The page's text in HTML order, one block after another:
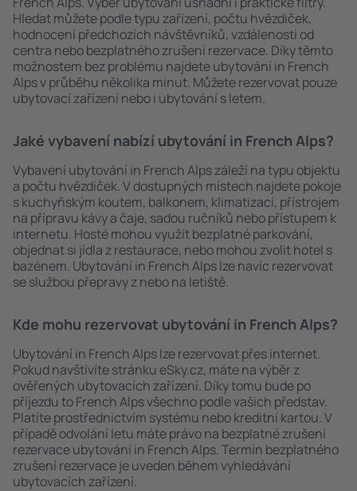
Hledat můžete podle typu zařízení, počtu hvězdiček,
hodnocení předchozích návštěvníků, vzdálenosti od
centra nebo bezplatného zrušení rezervace. Díky těmto
možnostem bez problému najdete ubytování in French
Alps v průběhu několika minut. Můžete rezervovat pouze
ubytovací zařízení nebo i ubytování s letem.
Jaké vybavení nabízí ubytování in French Alps?
Vybavení ubytování in French Alps záleží na typu objektu
a počtu hvězdiček. V dostupných místech najdete pokoje
s kuchyňským koutem, balkonem, klimatizací, přístrojem
na přípravu kávy a čaje, sadou ručníků nebo přístupem k
internetu. Hosté mohou využít bezplatné parkování,
objednat si jídla z restaurace, nebo mohou zvolit hotel s
bazénem. Ubytování in French Alps lze navíc rezervovat
se službou přepravy z nebo na letiště.
Kde mohu rezervovat ubytování in French Alps?
Ubytování in French Alps lze rezervovat přes internet.
Pokud navštívíte stránku eSky.cz, máte na výběr z
ověřených ubytovacích zařízení. Díky tomu bude po
příjezdu to French Alps všechno podle vašich představ.
Platíte prostřednictvím systému nebo kreditní kartou. V
případě odvolání letu máte právo na bezplatné zrušení
rezervace ubytování in French Alps. Termín bezplatného
zrušení rezervace je uveden během vyhledávání
ubytovacích zařízení.